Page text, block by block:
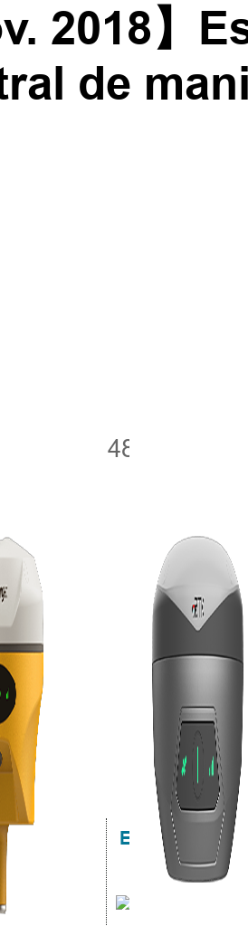
2018】
de
à venir
et fouilles : plus
2018
Est-il possible